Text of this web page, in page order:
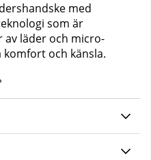
med
som är
läder och micro-
och känsla.